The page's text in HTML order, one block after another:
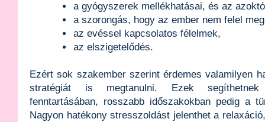
a gyógyszerek mellékhatásai, és az
a szorongás, hogy az ember nem felel
az evéssel kapcsolatos félelmek,
az elszigetelődés.
Ezért sok szakember szerint érdemes valamilyen
stratégiát is megtanulni. Ezek segíthetnek
fenntartásában, rosszabb időszakokban pedig a
Nagyon hatékony stresszoldást jelenthet a